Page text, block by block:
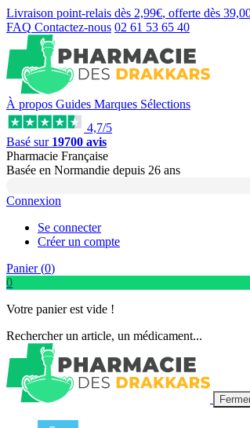
Livraison point-relais dès 2,99€, offerte dès
FAQ Contactez-nous 02 61 53 65 40
À propos Guides Marques Sélections
4,7/5
Basé sur 19700 avis
Pharmacie Française
Basée en Normandie depuis 26 ans
Connexion
Se connecter
Créer un compte
Panier (0)
0
Votre panier est vide !
Rechercher un article, un médicament...